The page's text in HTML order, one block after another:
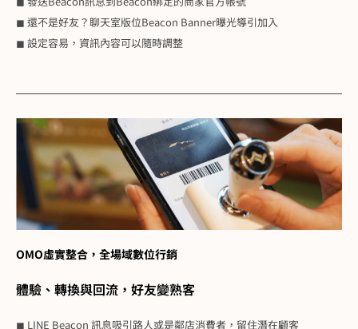
◼ 還不是好友？聊天室版位Beacon Banner曝光導引加入
◼ 設定容易，資訊內容可以隨時調整
OMO虛實整合，全場域數位行銷
體驗、轉換與回流，好友變熟客
◼ LINE Beacon 訊息吸引路人或是鄰店消費者，留住潛在顧客